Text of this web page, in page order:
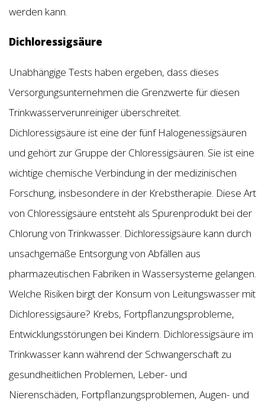
werden kann.
Dichloressigsäure
Unabhängige Tests haben ergeben, dass dieses
Versorgungsunternehmen die Grenzwerte für diesen
Trinkwasserverunreiniger überschreitet.
Dichloressigsäure ist eine der fünf Halogenessigsäuren
und gehört zur Gruppe der Chloressigsäuren. Sie ist eine
wichtige chemische Verbindung in der medizinischen
Forschung, insbesondere in der Krebstherapie. Diese Art
von Chloressigsäure entsteht als Spurenprodukt bei der
Chlorung von Trinkwasser. Dichloressigsäure kann durch
unsachgemäße Entsorgung von Abfällen aus
pharmazeutischen Fabriken in Wassersysteme gelangen.
Welche Risiken birgt der Konsum von Leitungswasser mit
Dichloressigsäure? Krebs, Fortpflanzungsprobleme,
Entwicklungsstörungen bei Kindern. Dichloressigsäure im
Trinkwasser kann während der Schwangerschaft zu
gesundheitlichen Problemen, Leber- und
Nierenschäden, Fortpflanzungsproblemen, Augen- und